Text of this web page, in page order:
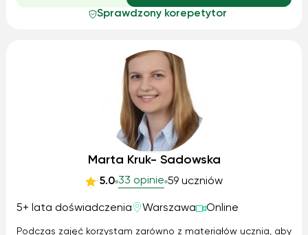
Sprawdzony korepetytor
Marta Kruk- Sadowska
5.0 33 opinie 59 uczniów
5+ lata doświadczenia Warszawa Online
Podczas zajęć korzystam zarówno z materiałów ucznia, aby